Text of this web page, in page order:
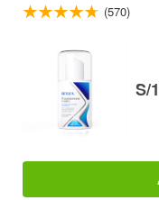
(570)
S/